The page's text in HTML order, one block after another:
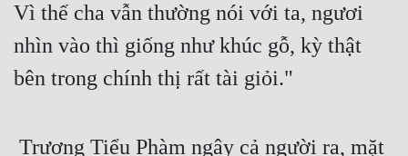
Vì thế cha vẫn thường nói với ta, ngươi
nhìn vào thì giống như khúc gỗ, kỳ thật
bên trong chính thị rất tài giỏi."